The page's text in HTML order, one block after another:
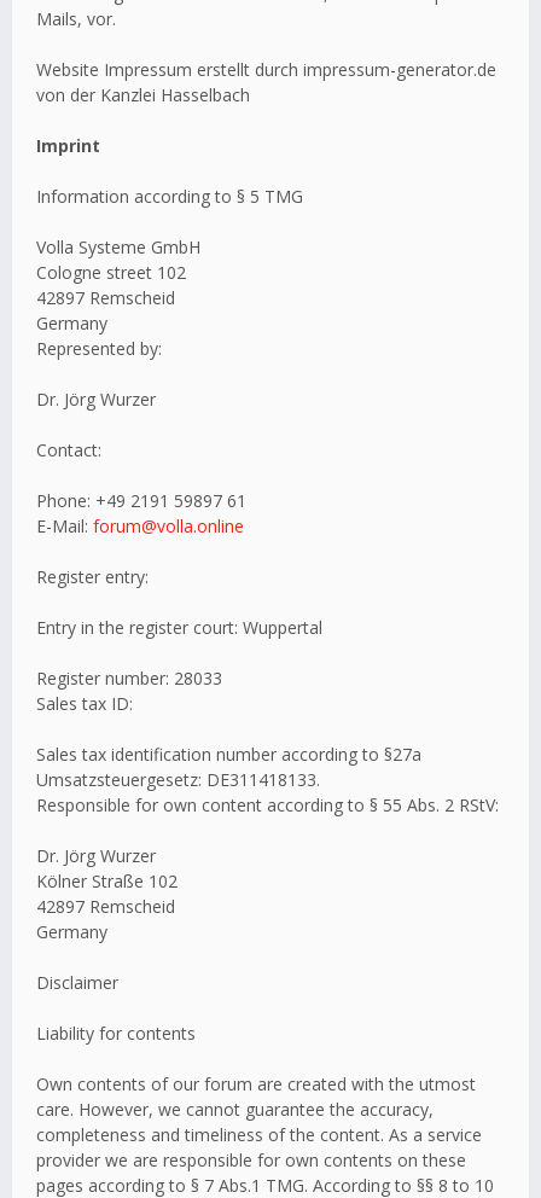
Mails, vor.
Website Impressum erstellt durch impressum-generator.de
von der Kanzlei Hasselbach
Imprint
Information according to § 5 TMG
Volla Systeme GmbH
Cologne street 102
42897 Remscheid
Germany
Represented by:
Dr. Jörg Wurzer
Contact:
Phone: +49 2191 59897 61
E-Mail: forum@volla.online
Register entry:
Entry in the register court: Wuppertal
Register number: 28033
Sales tax ID:
Sales tax identification number according to §27a
Umsatzsteuergesetz: DE311418133.
Responsible for own content according to § 55 Abs. 2 RStV:
Dr. Jörg Wurzer
Kölner Straße 102
42897 Remscheid
Germany
Disclaimer
Liability for contents
Own contents of our forum are created with the utmost
care. However, we cannot guarantee the accuracy,
completeness and timeliness of the content. As a service
provider we are responsible for own contents on these
pages according to § 7 Abs.1 TMG. According to §§ 8 to 10